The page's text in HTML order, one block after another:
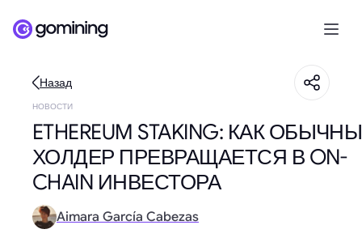
Назад
НОВОСТИ
ETHEREUM STAKING: КАК
ХОЛДЕР ПРЕВРАЩАЕТСЯ В ON-
CHAIN ИНВЕСТОРА
Aimara García Cabezas